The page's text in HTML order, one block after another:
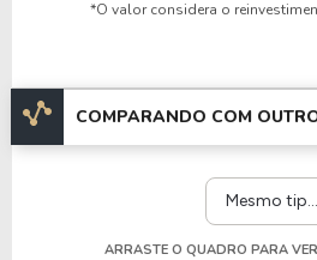
*O valor considera o
COMPARANDO COM
Mesmo tipo e segmento
ARRASTE O QUADRO PARA